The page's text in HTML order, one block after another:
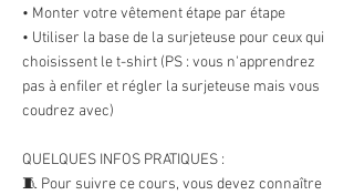
• Monter votre vêtement étape par étape
• Utiliser la base de la surjeteuse pour ceux qui
choisissent le t-shirt (PS : vous n'apprendrez
pas à enfiler et régler la surjeteuse mais vous
coudrez avec)
QUELQUES INFOS PRATIQUES :
🧵 Pour suivre ce cours, vous devez connaître